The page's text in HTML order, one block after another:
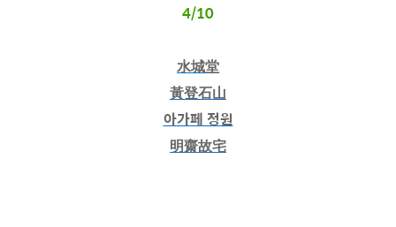
4/10
水城堂
黃登石山
아가페 정원
明齋故宅